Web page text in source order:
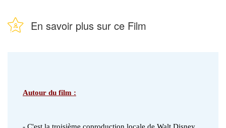
En savoir plus sur ce Film
Autour du film :